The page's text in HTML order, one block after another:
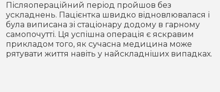
Післяопераційний період пройшов без
ускладнень. Пацієнтка швидко відновлювалася і
була виписана зі стаціонару додому в гарному
самопочутті. Ця успішна операція є яскравим
прикладом того, як сучасна медицина може
рятувати життя навіть у найскладніших випадках.